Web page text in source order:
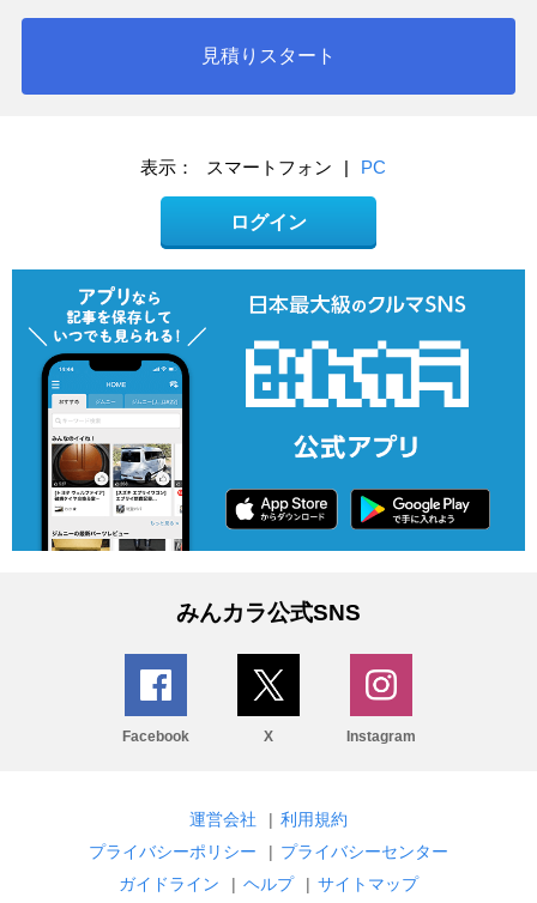
見積りスタート
表示： スマートフォン | PC
ログイン
みんカラ公式SNS
Facebook X Instagram
運営会社 | 利用規約
プライバシーポリシー
| プライバシーセンター
ガイドライン
| ヘルプ | サイトマップ